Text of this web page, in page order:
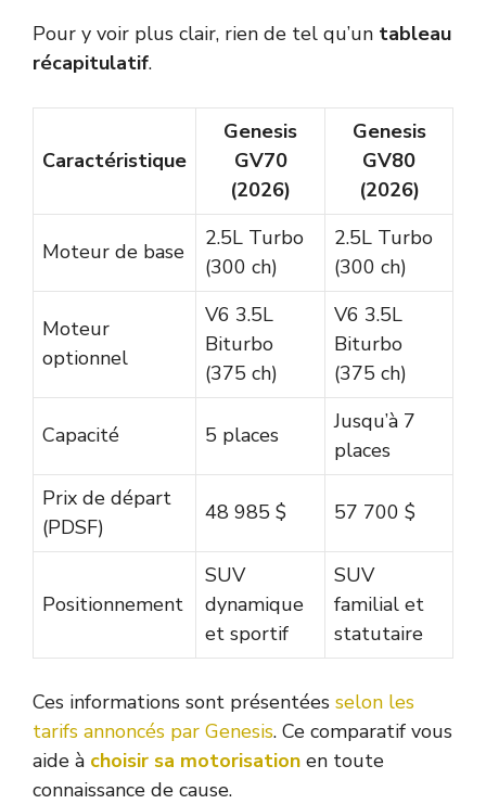
Pour y voir plus clair, rien de tel qu’un tableau
récapitulatif.
Caractéristique
Genesis
GV70
(2026)
Genesis
GV80
(2026)
Moteur de base
2.5L Turbo
(300 ch)
2.5L Turbo
(300 ch)
Moteur
optionnel
V6 3.5L
Biturbo
(375 ch)
V6 3.5L
Biturbo
(375 ch)
Capacité 5 places
Jusqu’à 7
places
Prix de départ
(PDSF)
48 985 $ 57 700 $
Positionnement
SUV
dynamique
et sportif
SUV
familial et
statutaire
Ces informations sont présentées selon les
tarifs annoncés par Genesis. Ce comparatif vous
aide à choisir sa motorisation en toute
connaissance de cause.